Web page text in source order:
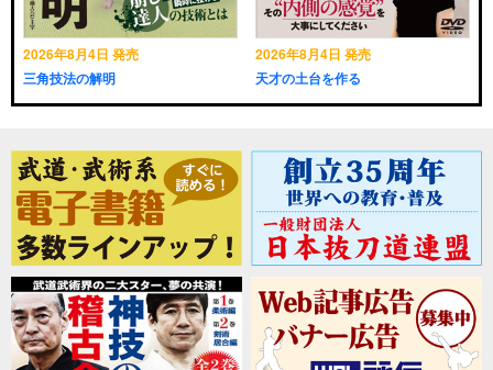
2026年8月4日 発売
三角技法の解明
2026年8月4日 発売
天才の土台を作る